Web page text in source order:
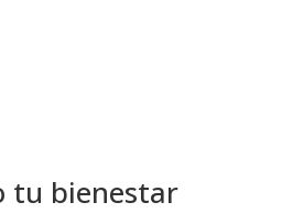
tu bienestar